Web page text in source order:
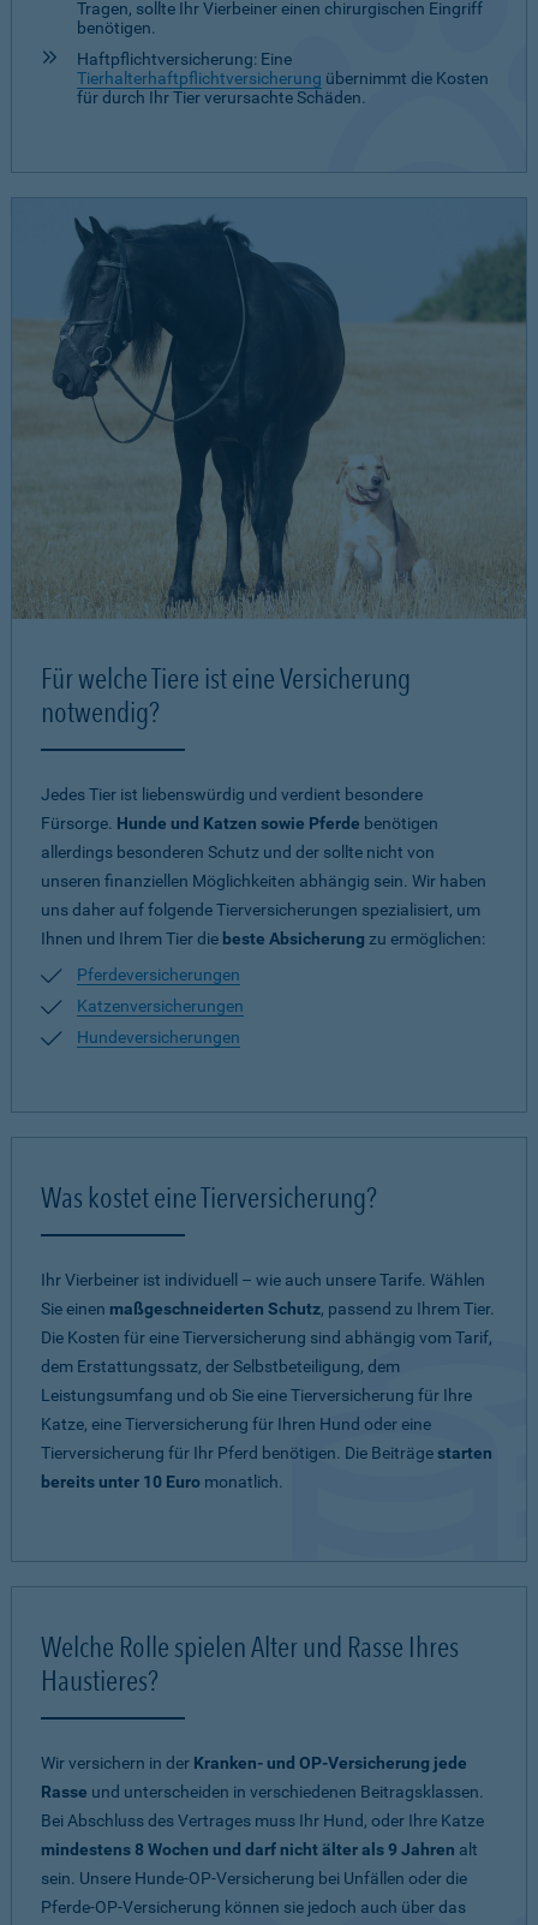
Tragen, sollte Ihr Vierbeiner einen chirurgischen Eingriff
benötigen.
Haftpflichtversicherung: Eine
Tierhalterhaftpflichtversicherung übernimmt die Kosten
für durch Ihr Tier verursachte Schäden.
Für welche Tiere ist eine Versicherung
notwendig?
Jedes Tier ist liebenswürdig und verdient besondere
Fürsorge. Hunde und Katzen sowie Pferde benötigen
allerdings besonderen Schutz und der sollte nicht von
unseren finanziellen Möglichkeiten abhängig sein. Wir haben
uns daher auf folgende Tierversicherungen spezialisiert, um
Ihnen und Ihrem Tier die beste Absicherung zu ermöglichen:
Pferdeversicherungen
Katzenversicherungen
Hundeversicherungen
Was kostet eine Tierversicherung?
Ihr Vierbeiner ist individuell – wie auch unsere Tarife. Wählen
Sie einen maßgeschneiderten Schutz, passend zu Ihrem Tier.
Die Kosten für eine Tierversicherung sind abhängig vom Tarif,
dem Erstattungssatz, der Selbstbeteiligung, dem
Leistungsumfang und ob Sie eine Tierversicherung für Ihre
Katze, eine Tierversicherung für Ihren Hund oder eine
Tierversicherung für Ihr Pferd benötigen. Die Beiträgestarten
bereits unter 10 Euro monatlich.
Welche Rolle spielen Alter und Rasse Ihres
Haustieres?
Wir versichern in der Kranken- und OP-Versicherung jede
Rasse und unterscheiden in verschiedenen Beitragsklassen.
Bei Abschluss des Vertrages muss Ihr Hund, oder Ihre Katze
mindestens 8 Wochen und darf nicht älter als 9 Jahren alt
sein. Unsere Hunde-OP-Versicherung bei Unfällen oder die
Pferde-OP-Versicherung können sie jedoch auch über das